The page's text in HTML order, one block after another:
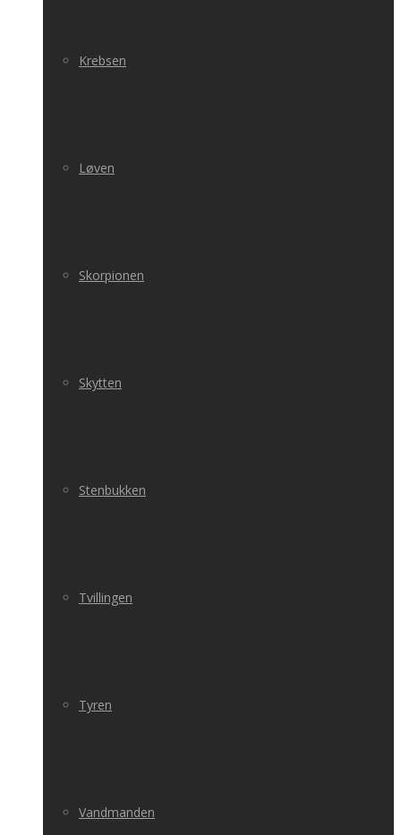
Krebsen
Løven
Skorpionen
Skytten
Stenbukken
Tvillingen
Tyren
Vandmanden